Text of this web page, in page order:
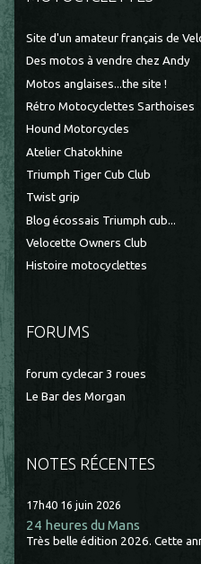
Site d'un amateur français de
Des motos à vendre chez Andy
Motos anglaises...the site !
Rétro Motocyclettes Sarthoises
Hound Motorcycles
Atelier Chatokhine
Triumph Tiger Cub Club
Twist grip
Blog écossais Triumph cub...
Velocette Owners Club
Histoire motocyclettes
FORUMS
forum cyclecar 3 roues
Le Bar des Morgan
NOTES RÉCENTES
17h40 16 juin 2026
24 heures du Mans
Très belle édition 2026. Cette